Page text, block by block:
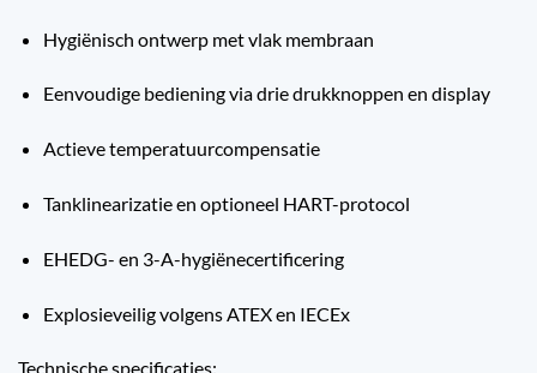
Hygiënisch ontwerp met vlak membraan
Eenvoudige bediening via drie drukknoppen en display
Actieve temperatuurcompensatie
Tanklinearizatie en optioneel HART-protocol
EHEDG- en 3-A-hygiënecertificering
Explosieveilig volgens ATEX en IECEx
Technische specificaties: